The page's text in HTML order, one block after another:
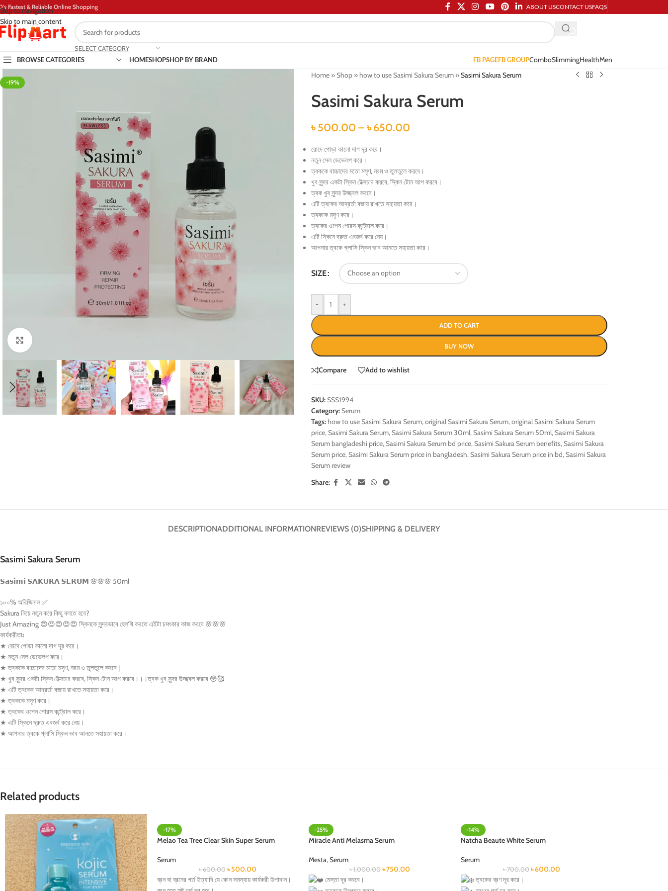
Skip to navigation
Skip to main content
Fastest & Reliable Online Shopping ABOUT USCONTACT USFAQS
SELECT CATEGORY
BROWSE CATEGORIES
HOMESHOPSHOP BY BRAND FB PAGEFB GROUPComboSlimmingHealthMen
-19%
Home»Shop» how to use Sasimi Sakura Serum»Sasimi Sakura Serum
Sasimi Sakura Serum
৳500.00 –৳650.00
রোদে পোড়া কালো দাগ দূর করে।
নতুন সেল ডেভেলপ করে।
ত্বককে বাচ্চাদের মতো মসৃণ, নরম ও তুলতুলে করবে।
খুব সুন্দর একটা স্কিন টেক্সচার করবে, স্কিন টোন আপ করবে।
ত্বক খুব সুন্দর উজ্জ্বল করবে।
এটি ত্বকের আদ্রর্তা বজায় রাখতে সহায়তা করে।
ত্বককে মসৃণ করে।
ত্বকের ওপেন পোরস কন্ট্রোল করে।
এটি স্কিনে দ্রুত এবজর্ব করে নেয়।
আপনার ত্বকে গ্লাসি স্কিন ভাব আনতে সহায়তা করে।
SIZE
- +
ADD TO CART
BUY NOW
Compare Add to wishlist
SKU:SSS1994
Category:Serum
Tags: how to use Sasimi Sakura Serum, original Sasimi Sakura Serum, original Sasimi Sakura Serum
price, Sasimi Sakura Serum, Sasimi Sakura Serum 30ml, Sasimi Sakura Serum 50ml, Sasimi Sakura
Serum bangladeshi price, Sasimi Sakura Serum bd price, Sasimi Sakura Serum benefits, Sasimi Sakura
Serum price, Sasimi Sakura Serum price in bangladesh, Sasimi Sakura Serum price in bd, Sasimi Sakura
Serum review
Share:
DESCRIPTIONADDITIONAL INFORMATIONREVIEWS (0)SHIPPING & DELIVERY
Sasimi Sakura Serum
𝗦𝗮𝘀𝗶𝗺𝗶 𝗦𝗔𝗞𝗨𝗥𝗔 𝗦𝗘𝗥𝗨𝗠 🌸🌸🌸 50ml
১০০% অরিজিনাল✅
Sakura নিয়ে নতুন করে কিছু বলতে হবে?
Just Amazing 😍😍😍😍😍 স্কিনকে সুন্দরভাবে হেলথি করতে এইটা চমৎকার কাজ করবে 🌸🌸🌸
কার্যকরীতাঃ
★ রোদে পোড়া কালো দাগ দূর করে।
★ নতুন সেল ডেভেলপ করে।
★ ত্বককে বাচ্চাদের মতো মসৃণ, নরম ও তুলতুলে করবে |
★ খুব সুন্দর একটা স্কিন টেক্সচার করবে, স্কিন টোন আপ করবে।।।ত্বক খুব সুন্দর উজ্জ্বল করবে 😳🥰
★ এটি ত্বকের আদ্রর্তা বজায় রাখতে সহায়তা করে।
★ ত্বককে মসৃণ করে।
★ ত্বকের ওপেন পোরস কন্ট্রোল করে।
★ এটি স্কিনে দ্রুত এবজর্ব করে নেয়।
★ আপনার ত্বকে গ্লাসি স্কিন ভাব আনতে সহায়তা করে।
Related products
-17%
Melao Tea Tree Clear Skin Super Serum
Serum
৳600.00 ৳500.00
ব্রন বা ব্রনের গর্ত ইত্যাদি যে কোন সমস্যায় কার্যকরী উপাদান।
-25%
Miracle Anti Melasma Serum
Mesta, Serum
৳1,000.00 ৳750.00
মেস্তা দূর করবে।
-14%
Natcha Beaute White Serum
Serum
৳700.00 ৳600.00
ত্বকের ব্রণ দূর করে।